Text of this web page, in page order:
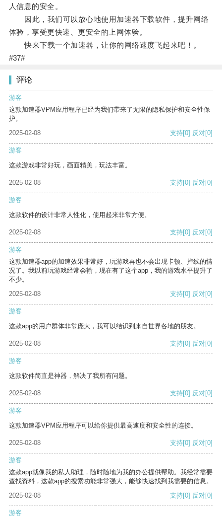
人信息的安全。
因此，我们可以放心地使用加速器下载软件，提升网络
体验，享受更快速、更安全的上网体验。
快来下载一个加速器，让你的网络速度飞起来吧！。
#37#
评论
游客
这款加速器VPM应用程序已经为我们带来了无限的隐私保护和安全性保
护。
2025-02-08
支持[0] 反对[0]
游客
这款游戏非常好玩，画面精美，玩法丰富。
2025-02-08 支持[0] 反对[0]
游客
这款软件的设计非常人性化，使用起来非常方便。
2025-02-08 支持[0] 反对[0]
游客
这款加速器app的加速效果非常好，玩游戏再也不会出现卡顿、掉线的情
况了。我以前玩游戏经常会输，现在有了这个app，我的游戏水平提升了
不少。
2025-02-08
支持[0] 反对[0]
游客
这款app的用户群体非常庞大，我可以结识到来自世界各地的朋友。
2025-02-08 支持[0] 反对[0]
游客
这款软件简直是神器，解决了我所有问题。
2025-02-08 支持[0] 反对[0]
游客
这款加速器VPM应用程序可以给你提供最高速度和安全性的连接。
2025-02-08 支持[0] 反对[0]
游客
这款app就像我的私人助理，随时随地为我的办公提供帮助。我经常需要
查找资料，这款app的搜索功能非常强大，能够快速找到我需要的信息。
2025-02-08
支持[0] 反对[0]
游客